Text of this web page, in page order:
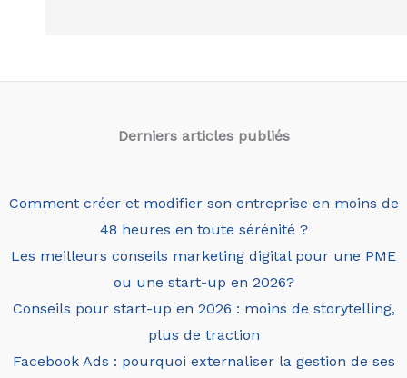
Derniers articles publiés
Comment créer et modifier son entreprise en moins de
48 heures en toute sérénité ?
Les meilleurs conseils marketing digital pour une PME
ou une start-up en 2026?
Conseils pour start-up en 2026 : moins de storytelling,
plus de traction
Facebook Ads : pourquoi externaliser la gestion de ses